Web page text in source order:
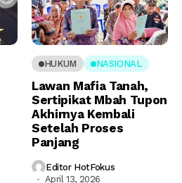
HUKUM NASIONAL
Lawan Mafia Tanah,
Sertipikat Mbah Tupon
Akhirnya Kembali
Setelah Proses
Panjang
Editor HotFokus
April 13, 2026